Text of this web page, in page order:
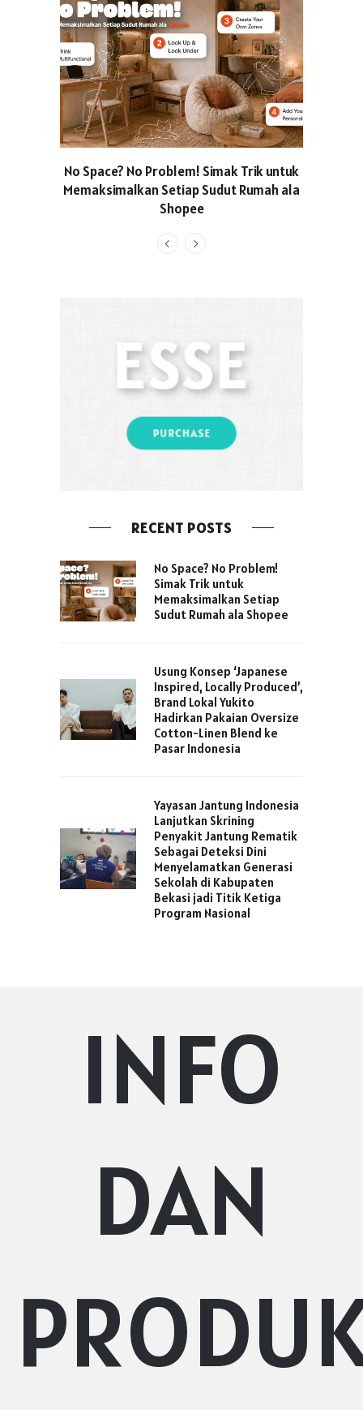
No Space? No Problem! Simak Trik untuk
Memaksimalkan Setiap Sudut Rumah ala
Shopee
RECENT POSTS
No Space? No Problem!
Simak Trik untuk
Memaksimalkan Setiap
Sudut Rumah ala Shopee
Usung Konsep ‘Japanese
Inspired, Locally Produced’,
Brand Lokal Yukito
Hadirkan Pakaian Oversize
Cotton-Linen Blend ke
Pasar Indonesia
Yayasan Jantung Indonesia
Lanjutkan Skrining
Penyakit Jantung Rematik
Sebagai Deteksi Dini
Menyelamatkan Generasi
Sekolah di Kabupaten
Bekasi jadi Titik Ketiga
Program Nasional
INFO
DAN